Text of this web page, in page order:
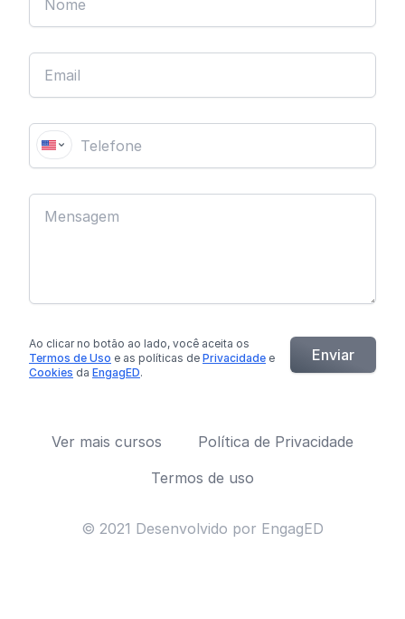
Ao clicar no botão ao lado, você aceita os
Termos de Uso e as políticas de Privacidade e
Cookies da EngagED.
Enviar
Ver mais cursos
Política de Privacidade
Termos de uso
© 2021 Desenvolvido por EngagED